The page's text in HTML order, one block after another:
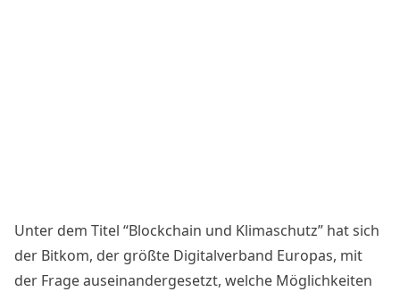
Unter dem Titel “Blockchain und Klimaschutz” hat sich
der Bitkom, der größte Digitalverband Europas, mit
der Frage auseinandergesetzt, welche Möglichkeiten